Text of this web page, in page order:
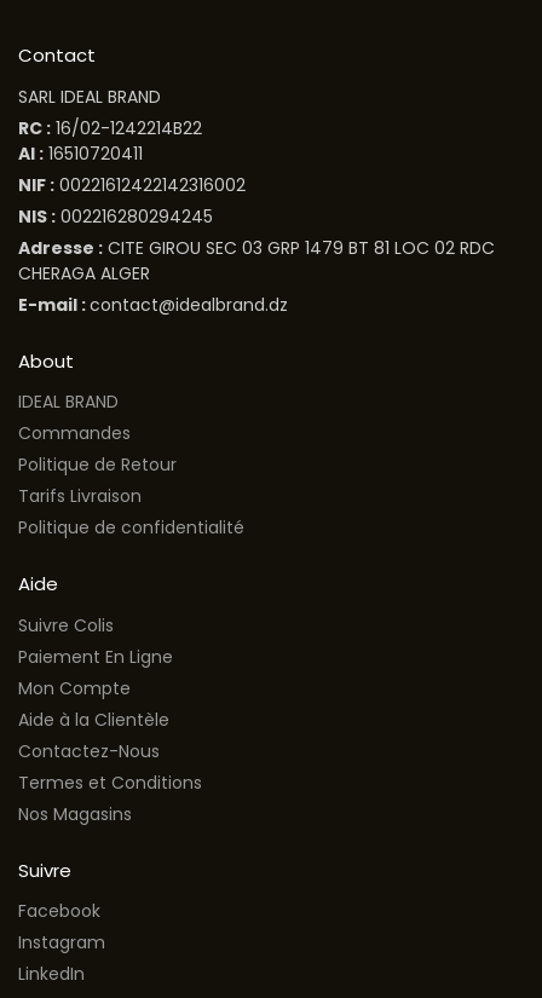
Contact
SARL IDEAL BRAND
RC : 16/02-1242214B22
AI : 16510720411
NIF : 00221612422142316002
NIS : 002216280294245
Adresse : CITE GIROU SEC 03 GRP 1479 BT 81 LOC 02 RDC
CHERAGA ALGER
E-mail :contact@idealbrand.dz
About
IDEAL BRAND
Commandes
Politique de Retour
Tarifs Livraison
Politique de confidentialité
Aide
Suivre Colis
Paiement En Ligne
Mon Compte
Aide à la Clientèle
Contactez-Nous
Termes et Conditions
Nos Magasins
Suivre
Facebook
Instagram
LinkedIn